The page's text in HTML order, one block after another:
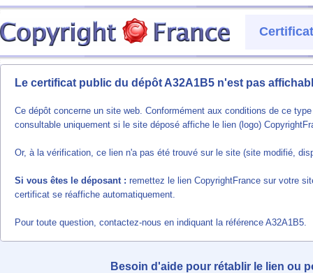
Le certificat public du dépôt A32A1B5 n'est pas
Ce dépôt concerne un site web. Conformément aux conditions de ce
consultable uniquement si le site déposé affiche le lien (logo)
Or, à la vérification, ce lien n'a pas été trouvé sur le site (site modifié,
Si vous êtes le déposant : remettez le lien CopyrightFrance sur votre
certificat se réaffiche automatiquement.
Pour toute question, contactez-nous en indiquant la référence A32A1B5.
Besoin d'aide pour rétablir le lien ou